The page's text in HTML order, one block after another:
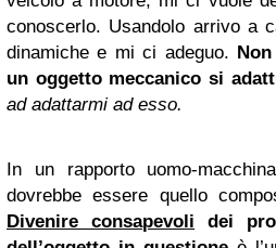
conoscerlo. Usandolo arrivo a
dinamiche e mi ci adeguo.
un oggetto meccanico si
ad adattarmi ad esso.
In un rapporto uomo-
dovrebbe essere quello
Divenire consapevoli dei